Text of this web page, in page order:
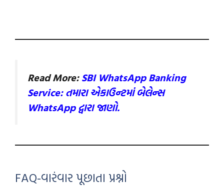
Read More: SBI WhatsApp Banking
Service: તમારા એકાઉન્‍ટમાં બેલેન્‍સ
WhatsApp દ્વારા જાણો.
FAQ-વારંવાર પૂછાતા પ્રશ્નો